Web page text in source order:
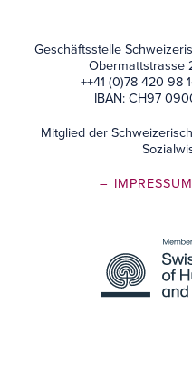
Geschäftsstelle
Obermattstrasse
++41 (0)78 420 98
IBAN: CH97
Mitglied der
–